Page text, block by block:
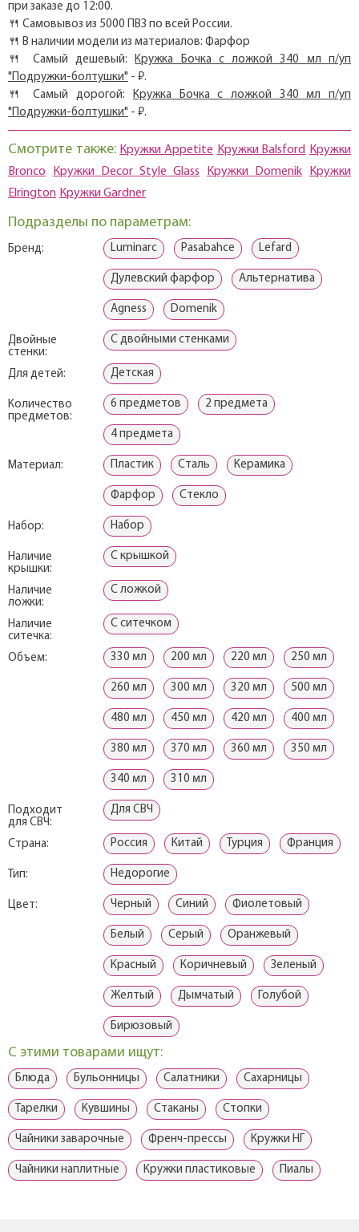
при заказе до 12:00.
🍴 Самовывоз из 5000 ПВЗ по всей России.
🍴 В наличии модели из материалов: Фарфор
🍴 Самый дешевый:Кружка Бочка с ложкой 340 мл п/уп
"Подружки-болтушки" - ₽.
🍴 Самый дорогой: Кружка Бочка с ложкой 340 мл п/уп
"Подружки-болтушки" - ₽.
Смотрите также: Кружки Appetite Кружки Balsford Кружки
Bronco
Кружки Decor Style Glass Кружки Domenik
Кружки
Elrington Кружки Gardner
Подразделы по параметрам:
Бренд: Luminarc Pasabahce Lefard
Дулевский фарфор Альтернатива
Agness Domenik
Двойные
стенки:
С двойными стенками
Для детей: Детская
Количество
предметов:
6 предметов 2 предмета
4 предмета
Материал: Пластик Сталь Керамика
Фарфор Стекло
Набор: Набор
Наличие
крышки:
С крышкой
Наличие
ложки:
С ложкой
Наличие
ситечка:
С ситечком
Объем: 330 мл 200 мл 220 мл 250 мл
260 мл 300 мл 320 мл 500 мл
480 мл 450 мл 420 мл 400 мл
380 мл 370 мл 360 мл 350 мл
340 мл 310 мл
Подходит
для СВЧ:
Для СВЧ
Страна: Россия Китай Турция Франция
Тип: Недорогие
Цвет: Черный Синий Фиолетовый
Белый Серый Оранжевый
Красный Коричневый Зеленый
Желтый Дымчатый Голубой
Бирюзовый
С этими товарами ищут:
Блюда Бульонницы Салатники Сахарницы
Тарелки Кувшины Стаканы Стопки
Чайники заварочные Френч-прессы Кружки НГ
Чайники наплитные Кружки пластиковые Пиалы